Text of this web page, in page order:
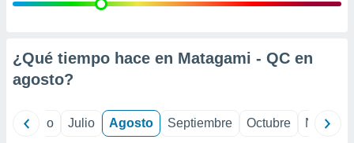
e
mediante
¿Qué tiempo hace en Matagami - QC en
agosto?
Junio Julio Agosto Septiembre Octubre